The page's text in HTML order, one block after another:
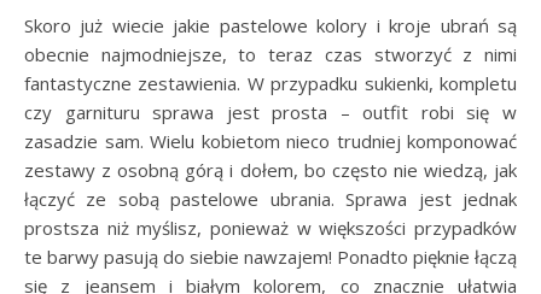
Skoro już wiecie jakie pastelowe kolory i kroje ubrań są
obecnie najmodniejsze, to teraz czas stworzyć z nimi
fantastyczne zestawienia. W przypadku sukienki, kompletu
czy garnituru sprawa jest prosta – outfit robi się w
zasadzie sam. Wielu kobietom nieco trudniej komponować
zestawy z osobną górą i dołem, bo często nie wiedzą, jak
łączyć ze sobą pastelowe ubrania. Sprawa jest jednak
prostsza niż myślisz, ponieważ w większości przypadków
te barwy pasują do siebie nawzajem! Ponadto pięknie łączą
się z jeansem i białym kolorem, co znacznie ułatwia